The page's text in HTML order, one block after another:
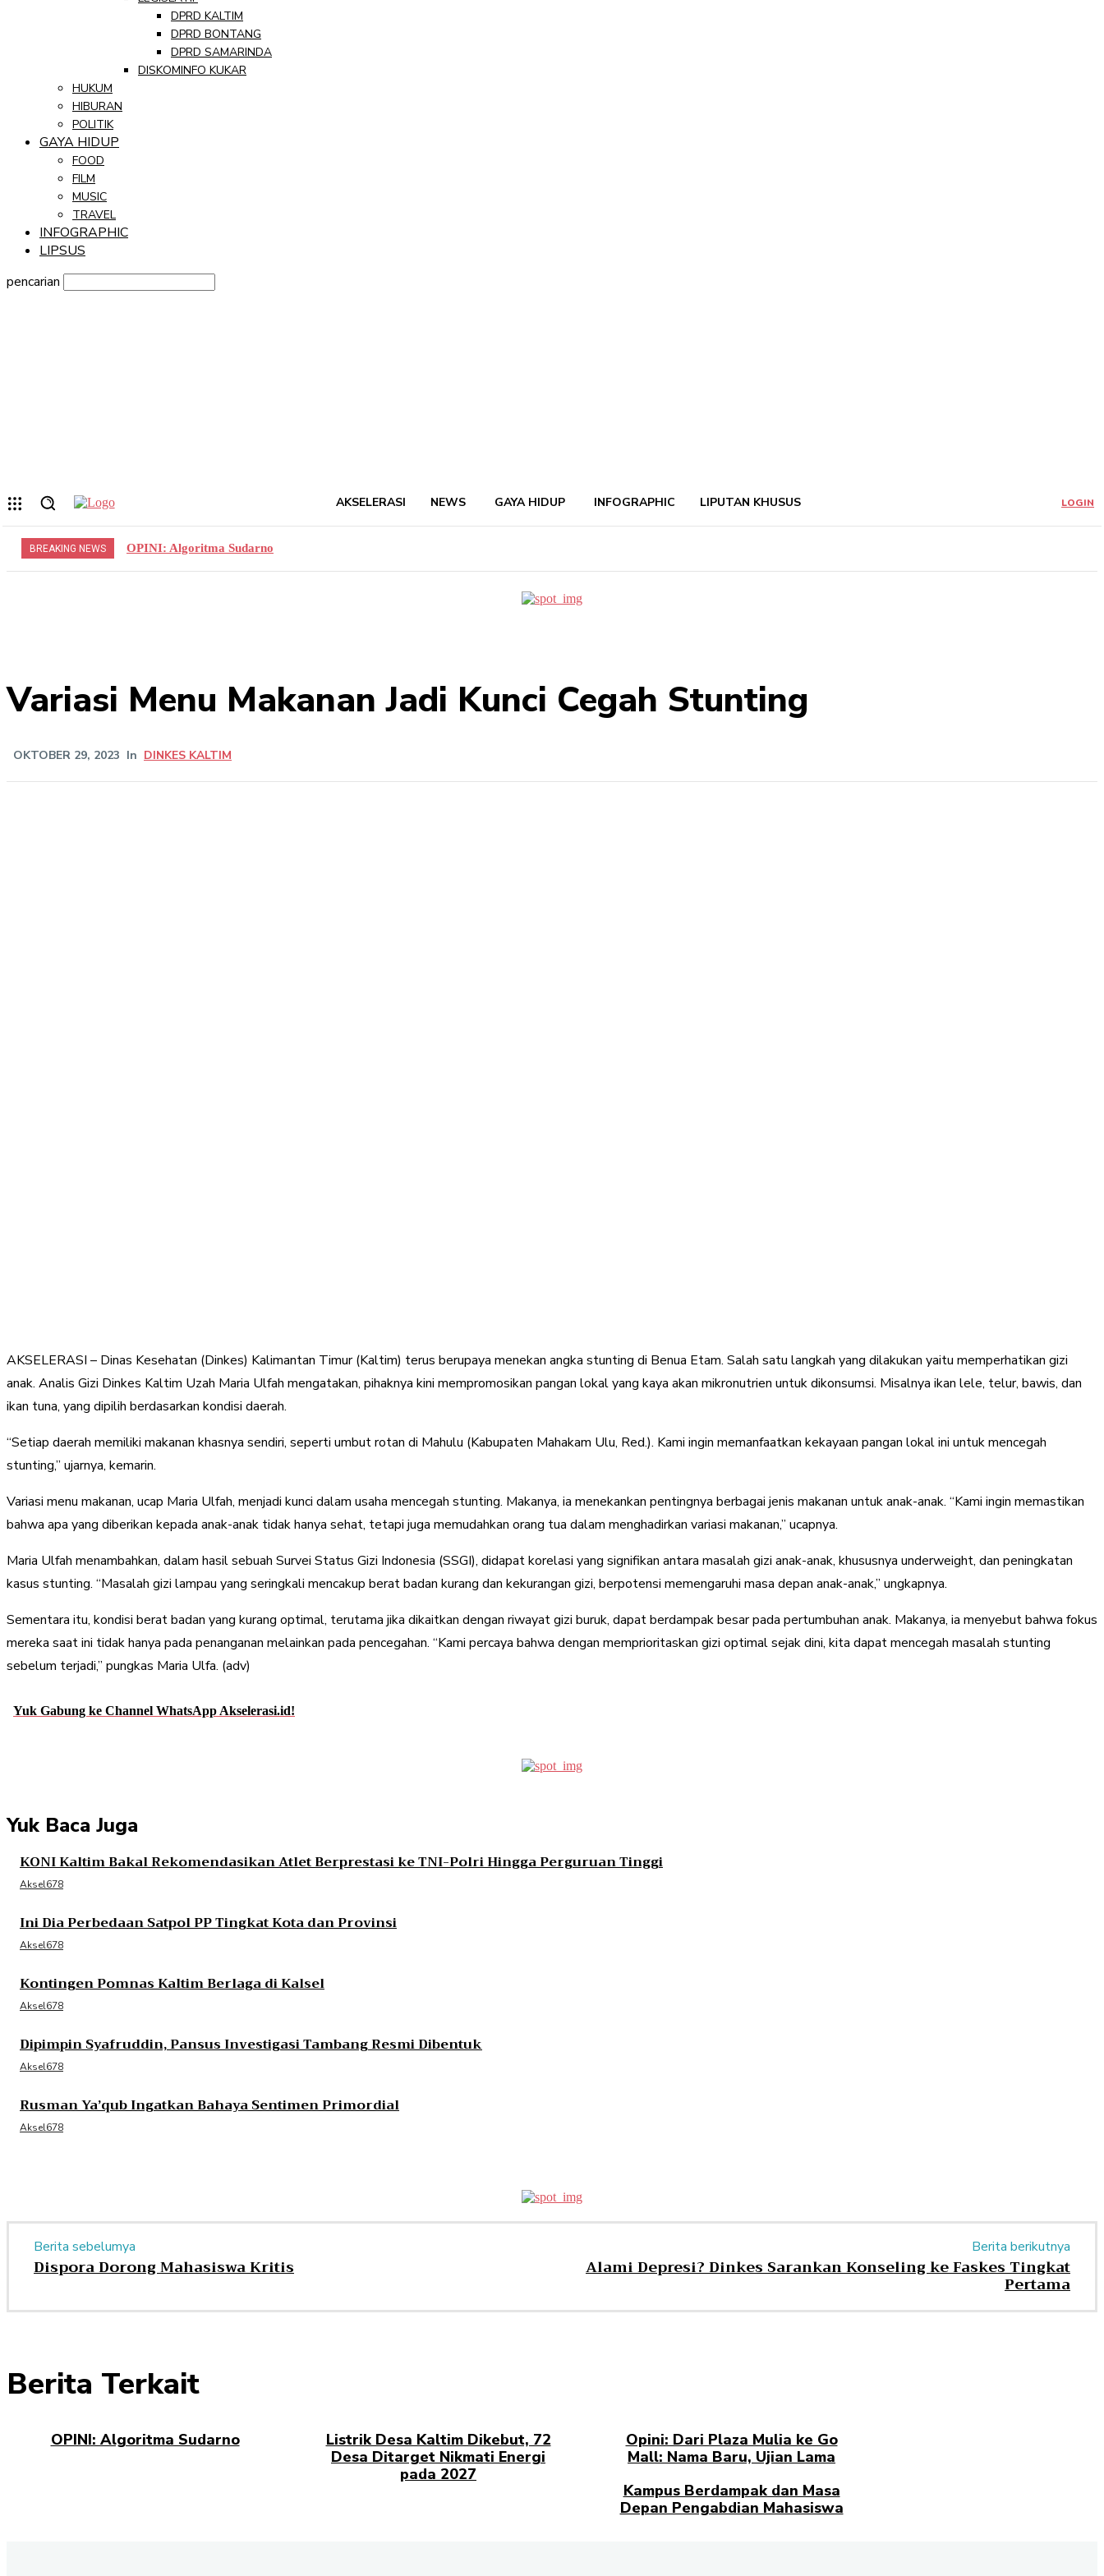
DPRD KALTIM
DPRD BONTANG
DPRD SAMARINDA
DISKOMINFO KUKAR
HUKUM
HIBURAN
POLITIK
GAYA HIDUP
FOOD
FILM
MUSIC
TRAVEL
INFOGRAPHIC
LIPSUS
pencarian
AKSELERASI NEWS GAYA HIDUP INFOGRAPHIC LIPUTAN KHUSUS LOGIN
BREAKING NEWS OPINI: Algoritma Sudarno
Variasi Menu Makanan Jadi Kunci Cegah Stunting
OKTOBER 29, 2023 In DINKES KALTIM
AKSELERASI – Dinas Kesehatan (Dinkes) Kalimantan Timur (Kaltim) terus berupaya menekan angka stunting di Benua Etam. Salah satu langkah yang dilakukan yaitu memperhatikan gizi
anak. Analis Gizi Dinkes Kaltim Uzah Maria Ulfah mengatakan, pihaknya kini mempromosikan pangan lokal yang kaya akan mikronutrien untuk dikonsumsi. Misalnya ikan lele, telur, bawis, dan
ikan tuna, yang dipilih berdasarkan kondisi daerah.
“Setiap daerah memiliki makanan khasnya sendiri, seperti umbut rotan di Mahulu (Kabupaten Mahakam Ulu, Red.). Kami ingin memanfaatkan kekayaan pangan lokal ini untuk mencegah
stunting,” ujarnya, kemarin.
Variasi menu makanan, ucap Maria Ulfah, menjadi kunci dalam usaha mencegah stunting. Makanya, ia menekankan pentingnya berbagai jenis makanan untuk anak-anak. “Kami ingin memastikan
bahwa apa yang diberikan kepada anak-anak tidak hanya sehat, tetapi juga memudahkan orang tua dalam menghadirkan variasi makanan,” ucapnya.
Maria Ulfah menambahkan, dalam hasil sebuah Survei Status Gizi Indonesia (SSGI), didapat korelasi yang signifikan antara masalah gizi anak-anak, khususnya underweight, dan peningkatan
kasus stunting. “Masalah gizi lampau yang seringkali mencakup berat badan kurang dan kekurangan gizi, berpotensi memengaruhi masa depan anak-anak,” ungkapnya.
Sementara itu, kondisi berat badan yang kurang optimal, terutama jika dikaitkan dengan riwayat gizi buruk, dapat berdampak besar pada pertumbuhan anak. Makanya, ia menyebut bahwa fokus
mereka saat ini tidak hanya pada penanganan melainkan pada pencegahan. “Kami percaya bahwa dengan memprioritaskan gizi optimal sejak dini, kita dapat mencegah masalah stunting
sebelum terjadi,” pungkas Maria Ulfa. (adv)
Yuk Gabung ke Channel WhatsApp Akselerasi.id!
Yuk Baca Juga
KONI Kaltim Bakal Rekomendasikan Atlet Berprestasi ke TNI-Polri Hingga Perguruan Tinggi
Aksel678
Ini Dia Perbedaan Satpol PP Tingkat Kota dan Provinsi
Aksel678
Kontingen Pomnas Kaltim Berlaga di Kalsel
Aksel678
Dipimpin Syafruddin, Pansus Investigasi Tambang Resmi Dibentuk
Aksel678
Rusman Ya’qub Ingatkan Bahaya Sentimen Primordial
Aksel678
Berita sebelumya
Dispora Dorong Mahasiswa Kritis
Berita berikutnya
Alami Depresi? Dinkes Sarankan Konseling ke Faskes Tingkat
Pertama
Berita Terkait
OPINI: Algoritma Sudarno
Listrik Desa Kaltim Dikebut, 72
Desa Ditarget Nikmati Energi
pada 2027
Opini: Dari Plaza Mulia ke Go
Mall: Nama Baru, Ujian Lama
Kampus Berdampak dan Masa
Depan Pengabdian Mahasiswa